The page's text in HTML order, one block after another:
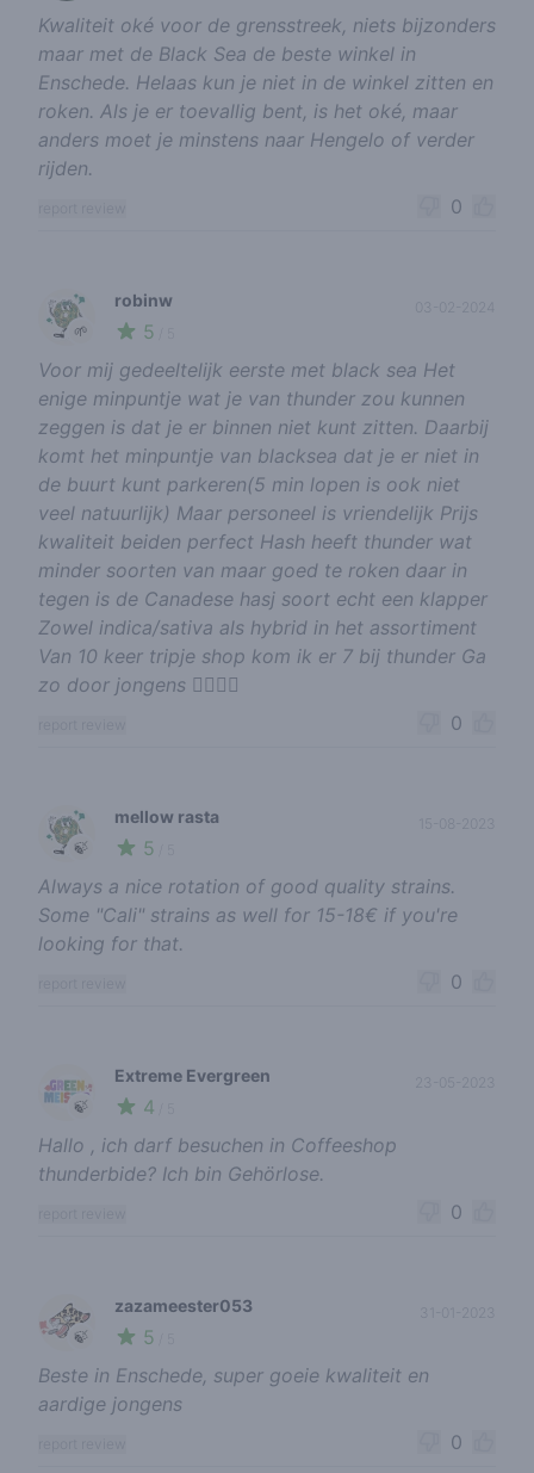
Kwaliteit oké voor de grensstreek, niets bijzonders
maar met de Black Sea de beste winkel in
Enschede. Helaas kun je niet in de winkel zitten en
roken. Als je er toevallig bent, is het oké, maar
anders moet je minstens naar Hengelo of verder
rijden.
0
🌱
robinw
5
03-02-2024
Voor mij gedeeltelijk eerste met black sea Het
enige minpuntje wat je van thunder zou kunnen
zeggen is dat je er binnen niet kunt zitten. Daarbij
komt het minpuntje van blacksea dat je er niet in
de buurt kunt parkeren(5 min lopen is ook niet
veel natuurlijk) Maar personeel is vriendelijk Prijs
kwaliteit beiden perfect Hash heeft thunder wat
minder soorten van maar goed te roken daar in
tegen is de Canadese hasj soort echt een klapper
Zowel indica/sativa als hybrid in het assortiment
Van 10 keer tripje shop kom ik er 7 bij thunder Ga
zo door jongens 👍🏻👍🏻
0
🍃
mellow rasta
5
15-08-2023
Always a nice rotation of good quality strains.
Some "Cali" strains as well for 15-18€ if you're
looking for that.
0
🍃
Extreme Evergreen
4
23-05-2023
Hallo , ich darf besuchen in Coffeeshop
thunderbide? Ich bin Gehörlose.
0
🍃
zazameester053
5
31-01-2023
Beste in Enschede, super goeie kwaliteit en
aardige jongens
0